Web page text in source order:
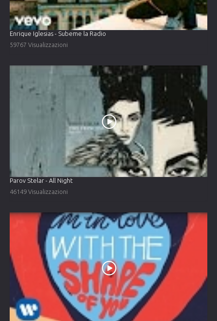
Enrique Iglesias - Subeme la Radio
59767 Visualizzazioni
Parov Stelar - All Night
46149 Visualizzazioni